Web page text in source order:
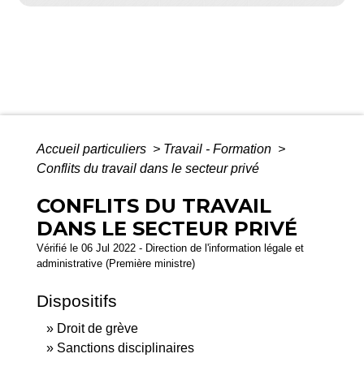
Accueil particuliers > Travail - Formation >
Conflits du travail dans le secteur privé
CONFLITS DU TRAVAIL
DANS LE SECTEUR PRIVÉ
Vérifié le 06 Jul 2022 - Direction de l'information légale et
administrative (Première ministre)
Dispositifs
Droit de grève
Sanctions disciplinaires